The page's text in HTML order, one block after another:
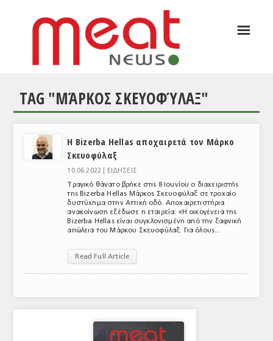
ΕΙΔΗΣΕΙΣ
ΘΕΜΑΤΑ
☰
TAG "ΜΆΡΚΟΣ ΣΚΕΥΟΦΎΛΑΞ"
Η Bizerba Hellas αποχαιρετά τον Μάρκο
Σκευοφύλαξ
10.06.2022 |
ΕΙΔΗΣΕΙΣ
Τραγικό θάνατο βρήκε στις 8 Ιουνίου ο διαχειριστής
της Bizerba Hellas Μάρκος Σκευοφύλαξ σε τροχαίο
δυστύχημα στην Αττική οδό. Αποχαιρετιστήρια
ανακοίνωση εξέδωσε η εταιρεία: «Η οικογένεια της
Bizerba Hellas είναι συγκλονισμένη από την ξαφνική
απώλεια του Μάρκου Σκευοφύλαξ. Για όλους...
Read Full Article